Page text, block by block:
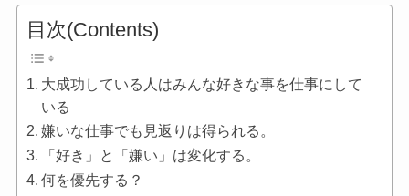
目次(Contents)
大成功している人はみんな好きな事を仕事にして
いる
嫌いな仕事でも見返りは得られる。
「好き」と「嫌い」は変化する。
何を優先する？